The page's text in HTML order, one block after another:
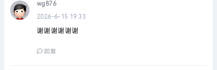
wg876
2026-6-15 19:33
谢谢谢谢谢谢
回复